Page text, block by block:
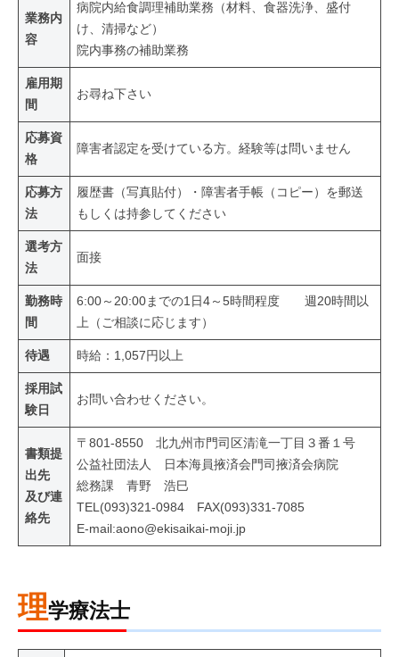
業務内
容
病院内給食調理補助業務（材料、食器洗浄、盛付
け、清掃など）
院内事務の補助業務
雇用期
間
お尋ね下さい
応募資
格
障害者認定を受けている方。経験等は問いません
応募方
法
履歴書（写真貼付）・障害者手帳（コピー）を郵送
もしくは持参してください
選考方
法
面接
勤務時
間
6:00～20:00までの1日4～5時間程度 週20時間以
上（ご相談に応じます）
待遇 時給：1,057円以上
採用試
験日
お問い合わせください。
書類提
出先
及び連
絡先
〒801-8550 北九州市門司区清滝一丁目３番１号
公益社団法人 日本海員掖済会門司掖済会病院
総務課 青野 浩巳
TEL(093)321-0984 FAX(093)331-7085
E-mail:aono@ekisaikai-moji.jp
理学療法士